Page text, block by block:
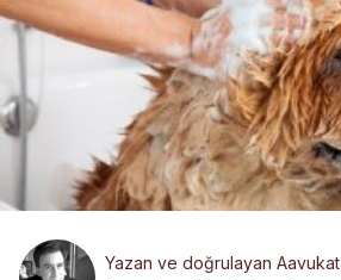
Yazan ve doğrulayan Aavukat